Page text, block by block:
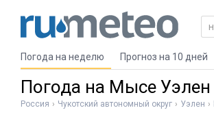
Погода на неделю Прогноз на 10 дней
Погода на Мысе Уэлен
Россия Чукотский автономный округ Уэлен